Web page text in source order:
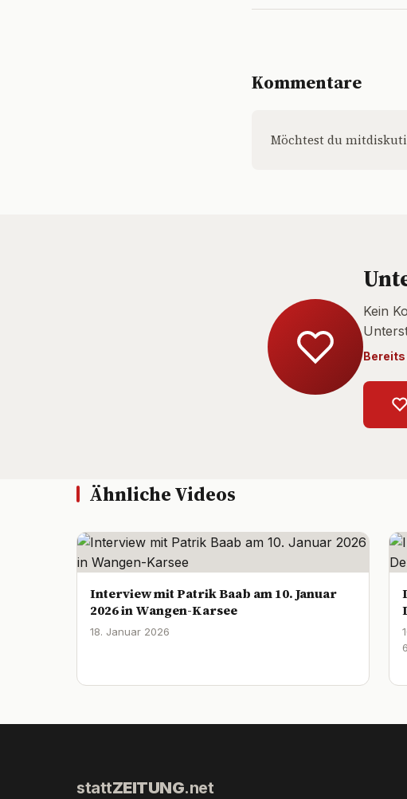
Kommentare
Möchtest du
Kein
Ähnliche Videos
Interview mit Patrik Baab am 10. Januar
2026 in Wangen-Karsee
18. Januar 2026
stattZEITUNG.net